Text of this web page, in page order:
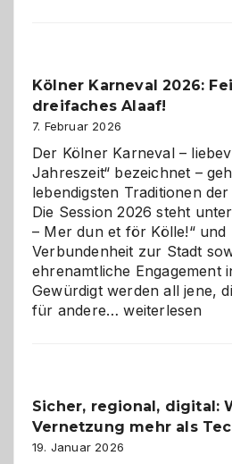
Kölner Karneval 2026:
dreifaches Alaaf!
7. Februar 2026
Der Kölner Karneval –
Jahreszeit“ bezeichnet –
lebendigsten Traditionen
Die Session 2026 steht
– Mer dun et för Kölle!“ und
Verbundenheit zur Stadt
ehrenamtliche Engagement
Gewürdigt werden all jene,
für andere…Kölner
ein
dreifaches
Alaaf!
weiterlesen
Sicher, regional, digital:
Vernetzung mehr als
19. Januar 2026